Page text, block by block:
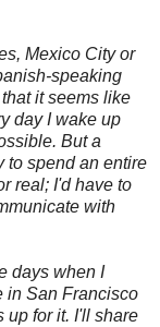
Mexico City or
speaking
it seems like
day I wake up
But a
to spend an entire
real; I'd have to
with
days when I
in San Francisco
up for it. I'll share